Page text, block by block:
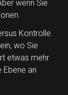
wenn Sie
Kontrolle.
wo Sie
etwas mehr
Ebene an